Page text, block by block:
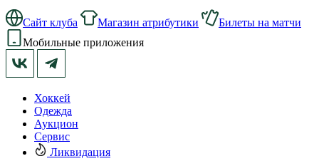
Сайт клуба Магазин атрибутики
Билеты на матчи
Мобильные приложения
Хоккей
Одежда
Аукцион
Сервис
Ликвидация